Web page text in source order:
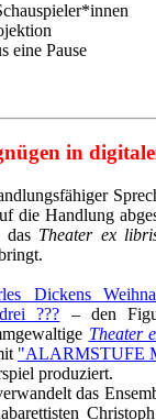
eine Pause
in
die Handlung
das Theater ex
Dickens
??? – den
Theater
"ALARMSTUFE
produziert.
das